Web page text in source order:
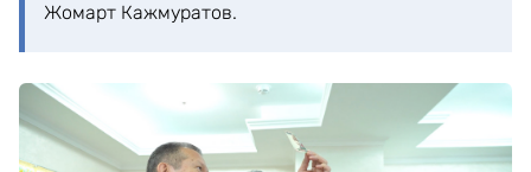
Жомарт Кажмуратов.